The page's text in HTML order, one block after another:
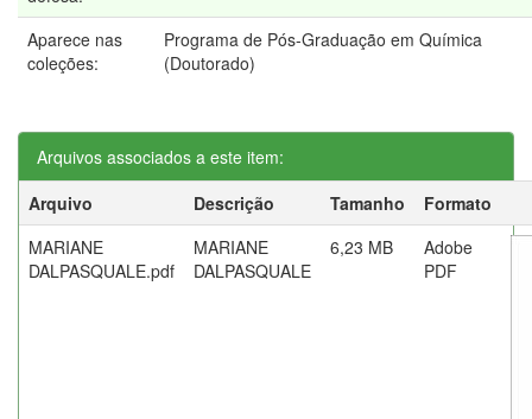
Aparece nas
coleções:
Programa de Pós-Graduação em Química
(Doutorado)
Arquivos associados a este item:
Arquivo
Descrição Tamanho
Formato
MARIANE
DALPASQUALE.pdf
MARIANE
DALPASQUALE
6,23 MB
Adobe
PDF